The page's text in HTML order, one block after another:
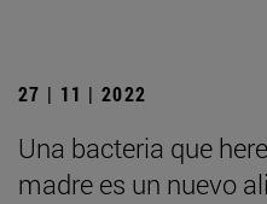
27 | 11 | 2022
Una bacteria que
madre es un nuevo